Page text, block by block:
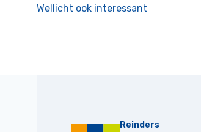
Wellicht ook interessant
Reinders